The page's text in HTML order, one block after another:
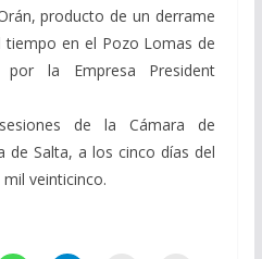
producto de un derrame
en el Pozo Lomas de
por la Empresa President
de la Cámara de
de Salta, a los cinco días del
veinticinco.